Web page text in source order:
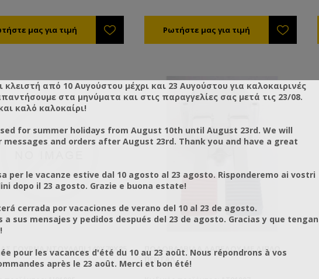
ΓΟΎΡΝΑ ΝΤΟΥΛΆΠΙ 140X70X85
ΠΟΔΟΒΑΛΒΊΔΑ ΔΑΠΈΔΟΥ ΜΕ ΔΙΠΛΌ
ΠΕΝΤΆΛ
κλειστή από 10 Αυγούστου μέχρι και 23 Αυγούστου για καλοκαιρινές
στα μηνύματα και στις παραγγελίες σας μετά τις 23/08.
καλό καλοκαίρι!
for summer holidays from August 10th until August 23rd. We will
messages and orders after August 23rd. Thank you and have a great
per le vacanze estive dal 10 agosto al 23 agosto. Risponderemo ai vostri
dopo il 23 agosto. Grazie e buona estate!
cerrada por vacaciones de verano del 10 al 23 de agosto.
a sus mensajes y pedidos después del 23 de agosto. Gracias y que tengan
pour les vacances d'été du 10 au 23 août. Nous répondrons à vos
après le 23 août. Merci et bon été!